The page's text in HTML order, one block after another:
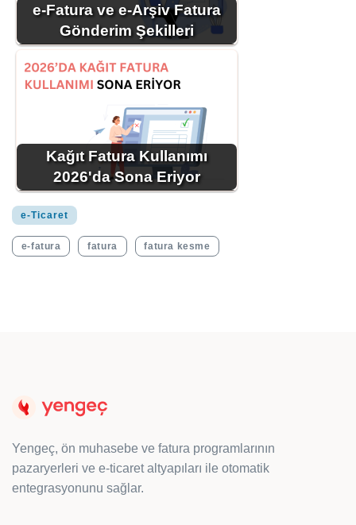
e-Fatura ve e-Arşiv Fatura
Gönderim Şekilleri
Kağıt Fatura Kullanımı
2026'da Sona Eriyor
e-Ticaret
e-fatura fatura fatura kesme
Yengeç, ön muhasebe ve fatura programlarının
pazaryerleri ve e-ticaret altyapıları ile otomatik
entegrasyonunu sağlar.